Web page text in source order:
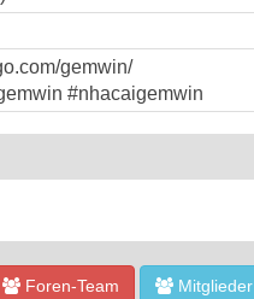
gemwin/
#nhacaigemwin
Foren-Team Mitglieder